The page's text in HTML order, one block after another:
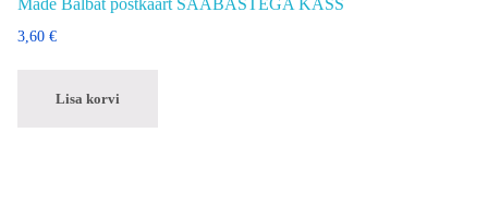
Made Balbat postkaart SAABASTEGA KASS
3,60 €
Lisa korvi